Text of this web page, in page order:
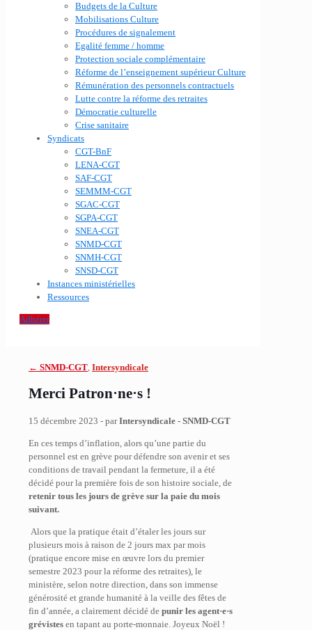
Budgets de la Culture
Mobilisations Culture
Procédures de signalement
Egalité femme / homme
Protection sociale complémentaire
Réforme de l’enseignement supérieur Culture
Rémunération des personnels contractuels
Lutte contre la réforme des retraites
Démocratie culturelle
Crise sanitaire
Syndicats
CGT-BnF
LENA-CGT
SAF-CGT
SEMMM-CGT
SGAC-CGT
SGPA-CGT
SNEA-CGT
SNMD-CGT
SNMH-CGT
SNSD-CGT
Instances ministérielles
Ressources
Adhérer
← SNMD-CGT, Intersyndicale
Merci Patron·ne·s !
15 décembre 2023 - parIntersyndicale - SNMD-CGT
En ces temps d’inflation, alors qu’une partie du
personnel est en grève pour défendre son avenir et ses
conditions de travail pendant la fermeture, il a été
décidé pour la première fois de son histoire sociale, de
retenir tous les jours de grève sur la paie du mois
suivant.
Alors que la pratique était d’étaler les jours sur
plusieurs mois à raison de 2 jours max par mois
(pratique encore mise en œuvre lors du premier
semestre 2023 pour la réforme des retraites), le
ministère, selon notre direction, dans son immense
générosité et grande humanité à la veille des fêtes de
fin d’année, a clairement décidé de punir les agent·e·s
grévistes en tapant au porte-monnaie. Joyeux Noël !